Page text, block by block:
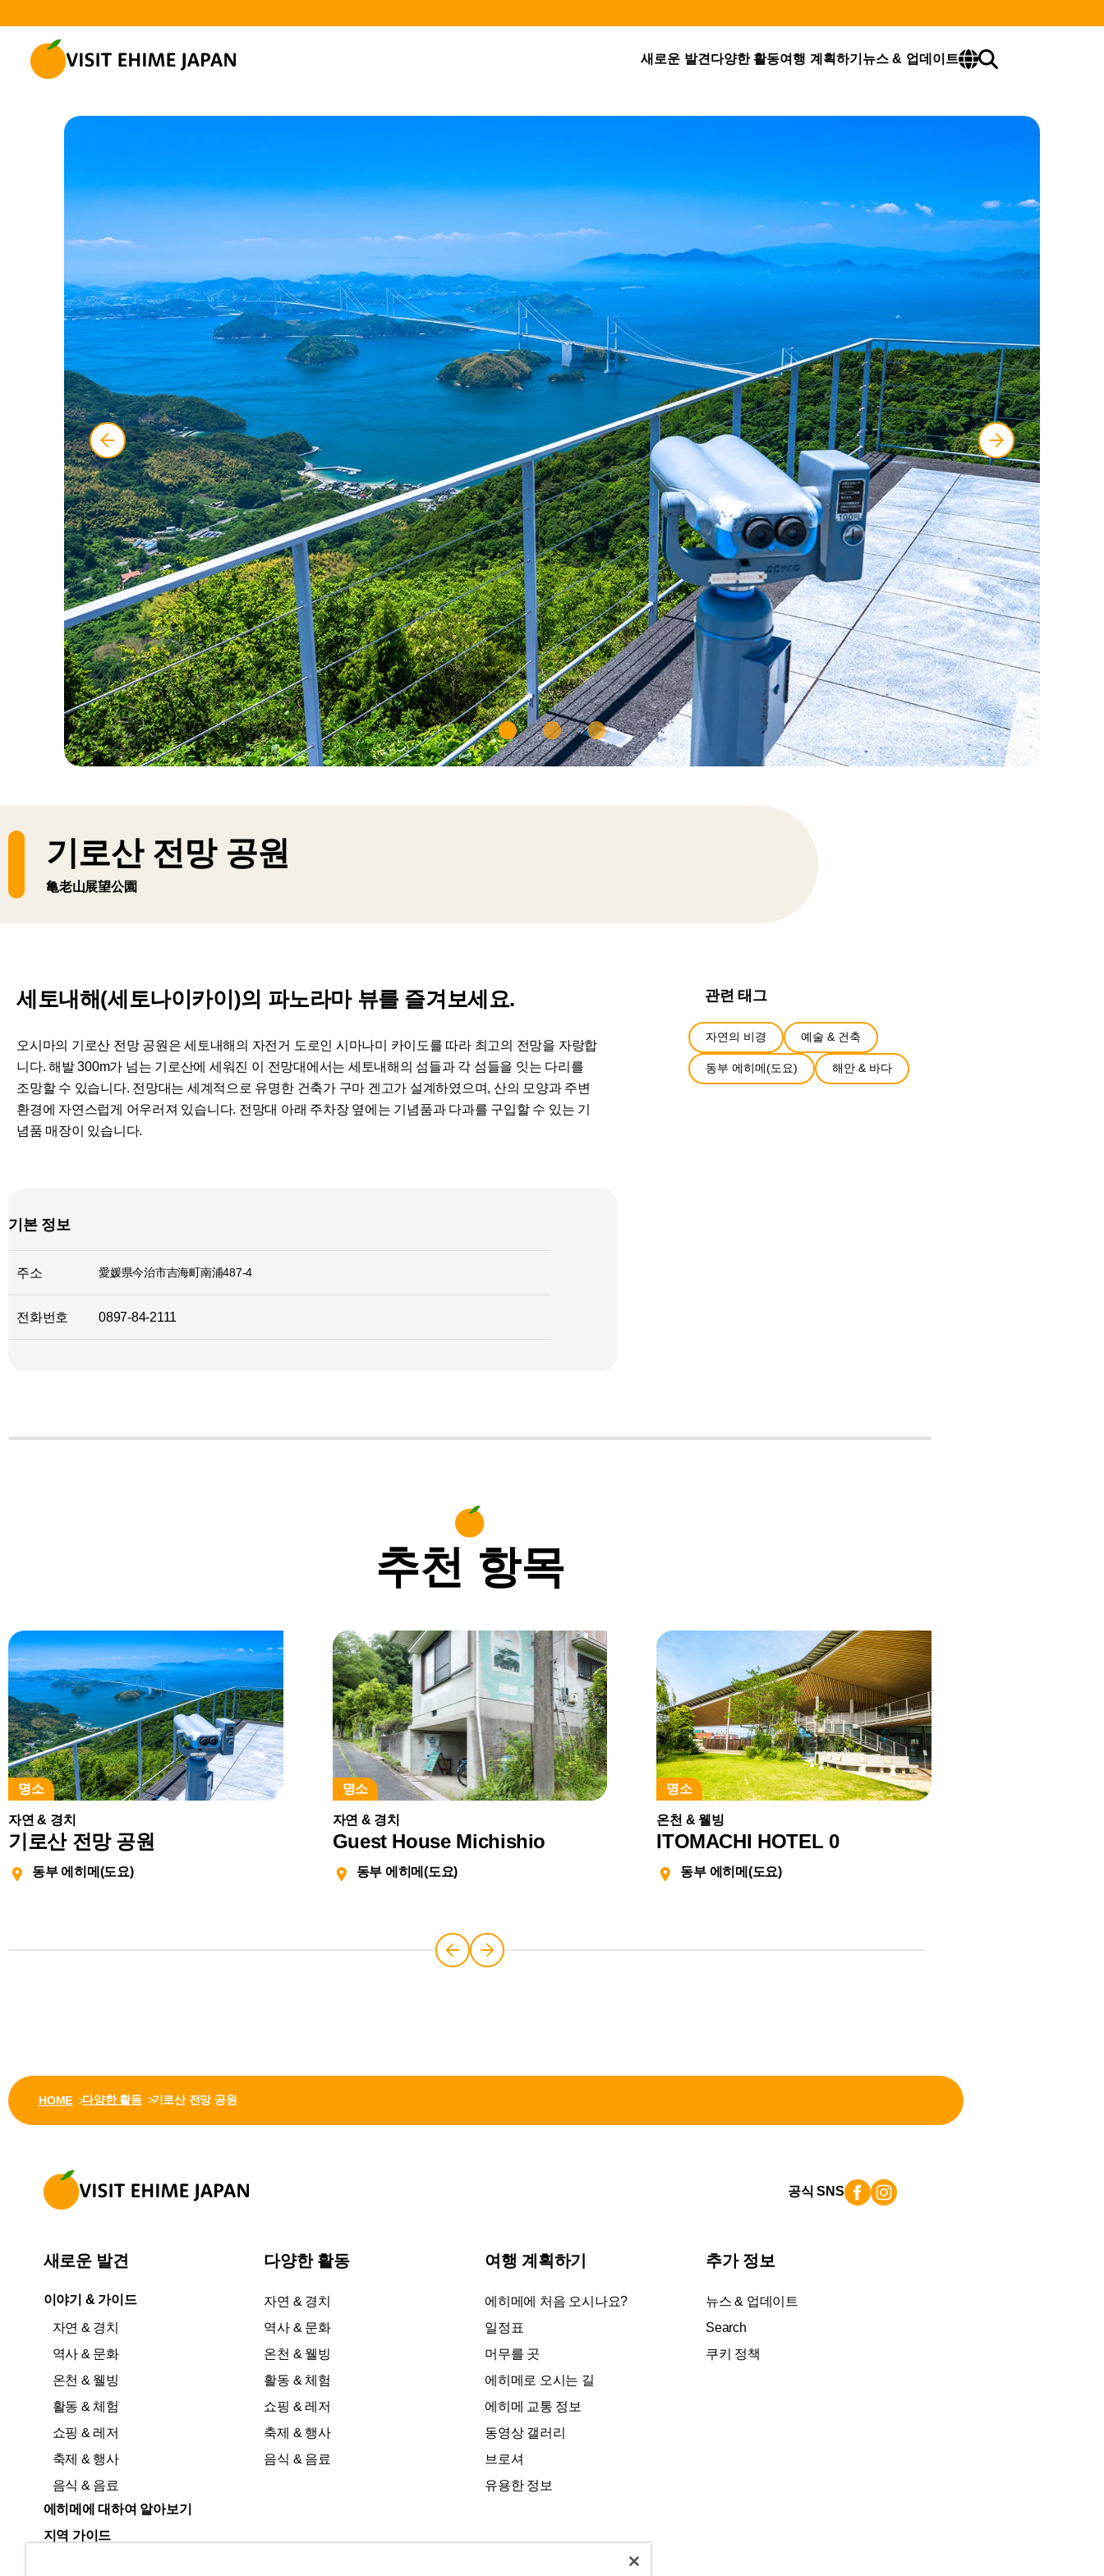
새로운 발견 다양한 활동여행 계획하기 뉴스 & 업데이트
기로산 전망 공원
亀老山展望公園
세토내해(세토나이카이)의 파노라마 뷰를 즐겨보세요.
오시마의 기로산 전망 공원은 세토내해의 자전거 도로인 시마나미 카이도를 따라 최고의 전망을 자랑합
니다. 해발 300m가 넘는 기로산에 세워진 이 전망대에서는 세토내해의 섬들과 각 섬들을 잇는 다리를
조망할 수 있습니다. 전망대는 세계적으로 유명한 건축가 구마 겐고가 설계하였으며, 산의 모양과 주변
환경에 자연스럽게 어우러져 있습니다. 전망대 아래 주차장 옆에는 기념품과 다과를 구입할 수 있는 기
념품 매장이 있습니다.
기본 정보
주소 愛媛県今治市吉海町南浦487-4
전화번호 0897-84-2111
관련 태그
자연의 비경 예술 & 건축
동부 에히메(도요) 해안 & 바다
추천 항목
명소
자연 & 경치
기로산 전망 공원
동부 에히메(도요)
명소
자연 & 경치
Guest House Michishio
동부 에히메(도요)
명소
온천 & 웰빙
ITOMACHI HOTEL 0
동부 에히메(도요)
HOME 다양한 활동 기로산 전망 공원
공식 SNS
새로운 발견
이야기 & 가이드
자연 & 경치
역사 & 문화
온천 & 웰빙
활동 & 체험
쇼핑 & 레저
축제 & 행사
음식 & 음료
에히메에 대하여 알아보기
지역 가이드
다양한 활동
자연 & 경치
역사 & 문화
온천 & 웰빙
활동 & 체험
쇼핑 & 레저
축제 & 행사
음식 & 음료
여행 계획하기
에히메에 처음 오시나요?
일정표
머무를 곳
에히메로 오시는 길
에히메 교통 정보
동영상 갤러리
브로셔
유용한 정보
추가 정보
뉴스 & 업데이트
Search
쿠키 정책